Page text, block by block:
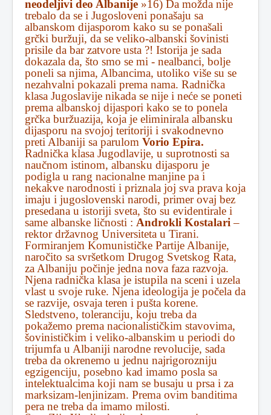
neodeljivi deo Albanije »16) Da možda nije
trebalo da se i Jugosloveni ponašaju sa
albanskom dijasporom kako su se ponašali
grčki buržuji, da se veliko-albanski šovinisti
prisile da bar zatvore usta ?! Istorija je sada
dokazala da, što smo se mi - nealbanci, bolje
poneli sa njima, Albancima, utoliko više su se
nezahvalni pokazali prema nama. Radnička
klasa Jugoslavije nikada se nije i neće se poneti
prema albanskoj dijaspori kako se to ponela
grčka buržuazija, koja je eliminirala albansku
dijasporu na svojoj teritoriji i svakodnevno
preti Albaniji sa parulom Vorio Epira.
Radnička klasa Jugodlavije, u suprotnosti sa
naučnom istinom, albansku dijasporu je
podigla u rang nacionalne manjine pa i
nekakve narodnosti i priznala joj sva prava koja
imaju i jugoslovenski narodi, primer ovaj bez
presedana u istoriji sveta, što su evidentirale i
same albanske ličnosti : Androkli Kostalari –
rektor državnog Universiteta u Tirani.
Formiranjem Komunističke Partije Albanije,
naročito sa svršetkom Drugog Svetskog Rata,
za Albaniju počinje jedna nova faza razvoja.
Njena radnička klasa je istupila na sceni i uzela
vlast u svoje ruke. Njena ideologija je počela da
se razvije, osvaja teren i pušta korene.
Sledstveno, toleranciju, koju treba da
pokažemo prema nacionalističkim stavovima,
šovinističkim i veliko-albanskim u periodi do
trijumfa u Albaniji narodne revolucije, sada
treba da okrenemo u jednu najrigorozniju
egzigenciju, posebno kad imamo posla sa
intelektualcima koji nam se busaju u prsa i za
marksizam-lenjinizam. Prema ovim banditima
pera ne treba da imamo milosti.